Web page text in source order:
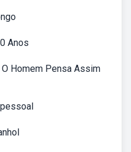
Anos
Homem Pensa Assim